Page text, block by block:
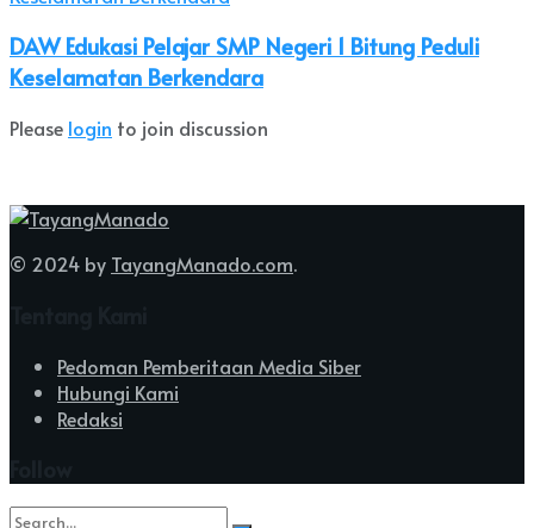
DAW Edukasi Pelajar SMP Negeri 1 Bitung Peduli
Keselamatan Berkendara
Please login to join discussion
© 2024 by TayangManado.com.
Pedoman Pemberitaan Media Siber
Hubungi Kami
Redaksi